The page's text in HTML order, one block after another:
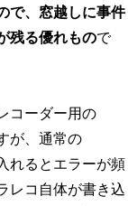
で、窓越しに事件
残る優れもので
コーダー用の
が、通常の
れるとエラーが頻
レコ自体が書き込